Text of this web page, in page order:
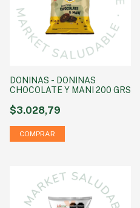
DONINAS - DONINAS
CHOCOLATE Y MANI 200 GRS
$3.028,79